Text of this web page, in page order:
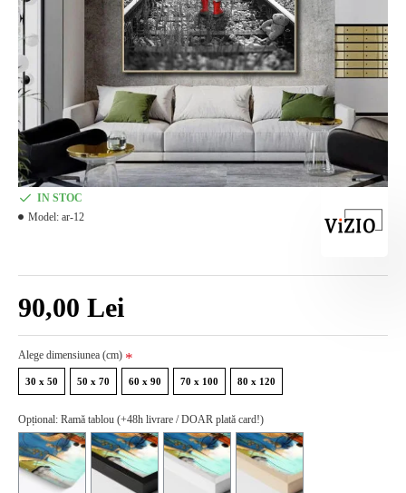
90,00 Lei
IN STOC
Model: ar-12
Alege dimensiunea (cm)
30 x 50 50 x 70 60 x 90 70 x 100 80 x 120
Opțional: Ramă tablou (+48h livrare / DOAR plată card!)